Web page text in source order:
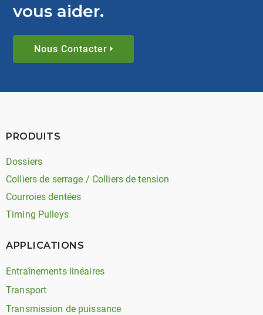
vous aider.
Nous Contacter
PRODUITS
Dossiers
Colliers de serrage / Colliers de tension
Courroies dentées
Timing Pulleys
APPLICATIONS
Entraînements linéaires
Transport
Transmission de puissance